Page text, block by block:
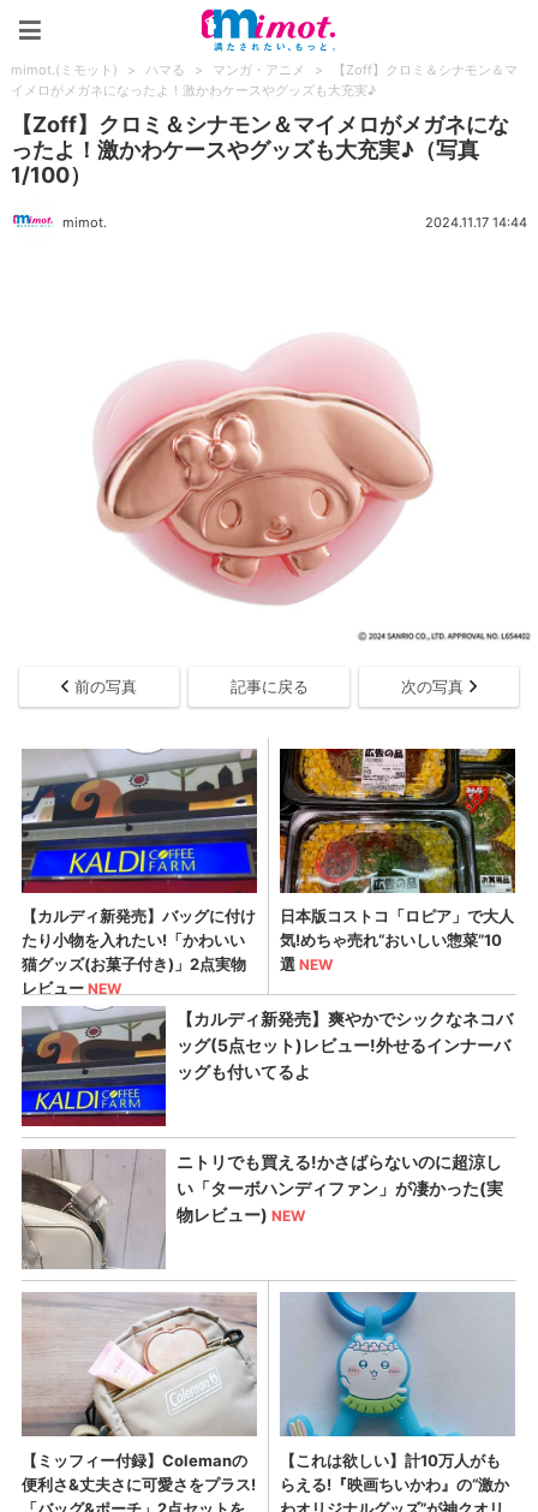
mimot.(ミモット) > ハマる > マンガ・アニメ >
【Zoff】クロミ＆シナモン＆マ
イメロがメガネになったよ！激かわケースやグッズも大充実♪
【Zoff】クロミ＆シナモン＆マイメロがメガネにな
ったよ！激かわケースやグッズも大充実♪（写真
1/100）
mimot. 2024.11.17 14:44
前の写真 記事に戻る 次の写真